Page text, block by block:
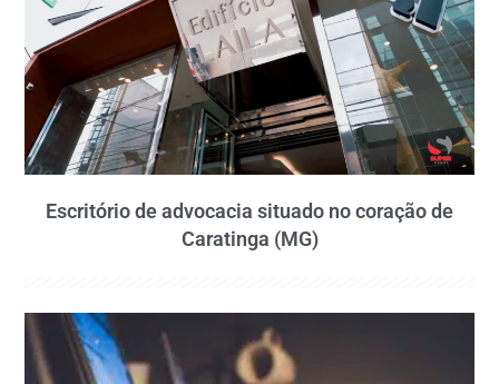
Escritório de advocacia situado no coração de
Caratinga (MG)